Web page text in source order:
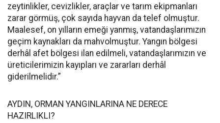
zeytinlikler, cevizlikler, araçlar ve tarım ekipmanları
zarar görmüş, çok sayıda hayvan da telef olmuştur.
Maalesef, on yılların emeği yanmış, vatandaşlarımızın
geçim kaynakları da mahvolmuştur. Yangın bölgesi
derhâl afet bölgesi ilan edilmeli, vatandaşlarımızın ve
üreticilerimizin kayıpları ve zararları derhâl
giderilmelidir.”
AYDIN, ORMAN YANGINLARINA NE DERECE
HAZIRLIKLI?